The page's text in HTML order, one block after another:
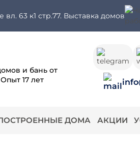
63 к1 стр.77. Выставка домов
и бань от
17 лет
ДОМА АКЦИИ